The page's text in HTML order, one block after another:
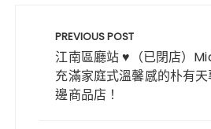
e
b
o
o
te
r st
PREVIOUS POST
江南區廳站 ♥（已閉店）
充滿家庭式溫馨感的朴有天
邊商品店！